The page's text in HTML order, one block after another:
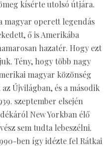
kísérte utolsó útjára.
magyar operett legendás
ő is Amerikába
hazatér. Hogy ezt
Tény, hogy több nagy
magyar közönség
Újvilágban, és a második
szeptember elsején
New Yorkban élő
sem tudta lebeszélni.
ben így idézte fel Rátkai